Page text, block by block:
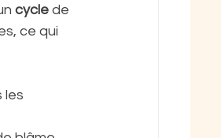
cycle de
ce qui
les